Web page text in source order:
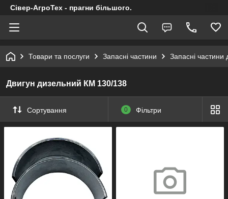
Сівер-АгроТех - прагни більшого.
Товари та послуги Запасні частини Запасні частини
Двигун дизельний КМ 130/138
Сортування 0 Фільтри